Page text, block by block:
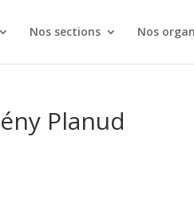
Nos sections Nos
Planud